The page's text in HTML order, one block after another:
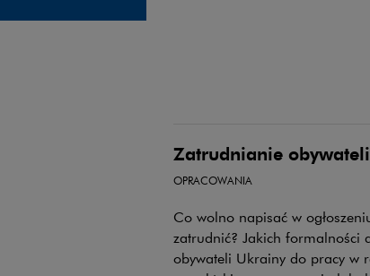
Zatrudnianie
OPRACOWANIA
Co wolno napisać w
zatrudnić? Jakich formalności
obywateli Ukrainy do pracy w